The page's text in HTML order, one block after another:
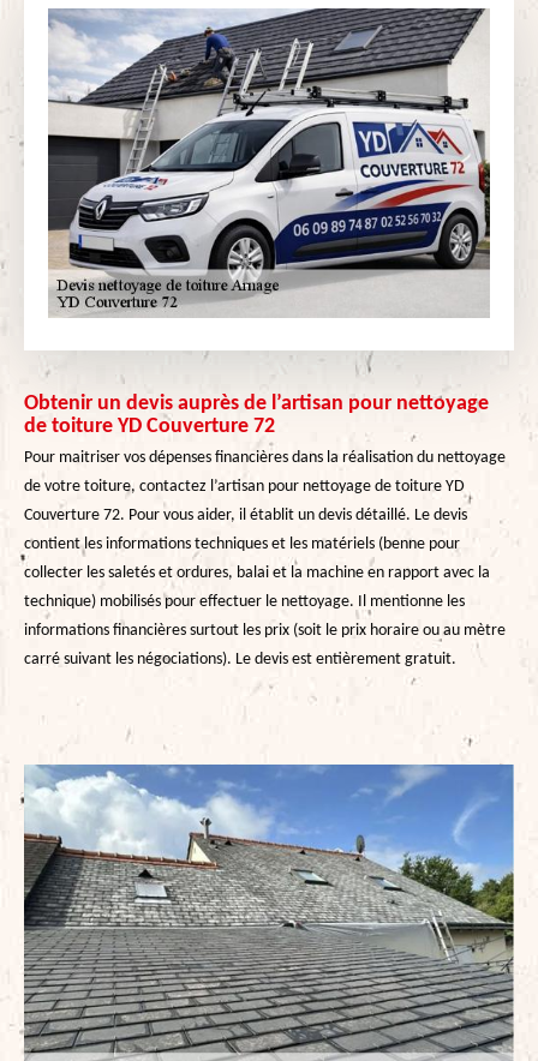
Obtenir un devis auprès de l’artisan pour nettoyage
de toiture YD Couverture 72
Pour maitriser vos dépenses financières dans la réalisation du nettoyage
de votre toiture, contactez l’artisan pour nettoyage de toiture YD
Couverture 72. Pour vous aider, il établit un devis détaillé. Le devis
contient les informations techniques et les matériels (benne pour
collecter les saletés et ordures, balai et la machine en rapport avec la
technique) mobilisés pour effectuer le nettoyage. Il mentionne les
informations financières surtout les prix (soit le prix horaire ou au mètre
carré suivant les négociations). Le devis est entièrement gratuit.